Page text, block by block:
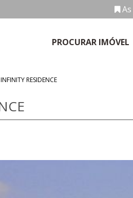
PROCURAR IMÓVEL
RESIDENCE